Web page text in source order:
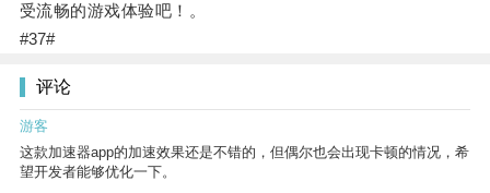
受流畅的游戏体验吧！。
#37#
评论
游客
这款加速器app的加速效果还是不错的，但偶尔也会出现卡顿的情况，希
望开发者能够优化一下。